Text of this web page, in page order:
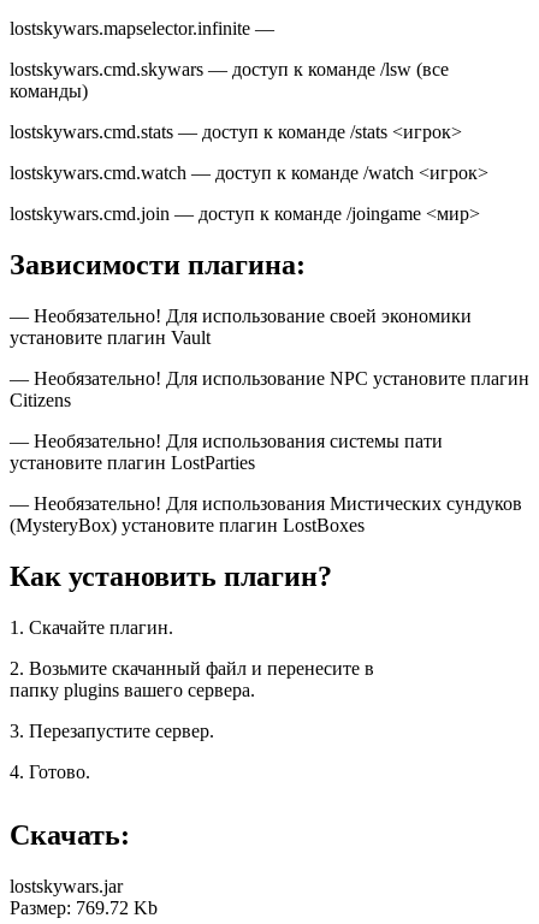
lostskywars.mapselector.infinite —
lostskywars.cmd.skywars — доступ к команде /lsw (все
команды)
lostskywars.cmd.stats — доступ к команде /stats <игрок>
lostskywars.cmd.watch — доступ к команде /watch <игрок>
lostskywars.cmd.join — доступ к команде /joingame <мир>
Зависимости плагина:
— Необязательно! Для использование своей экономики
установите плагин Vault
— Необязательно! Для использование NPC установите плагин
Citizens
— Необязательно! Для использования системы пати
установите плагин LostParties
— Необязательно! Для использования Мистических сундуков
(MysteryBox) установите плагин LostBoxes
Как установить плагин?
1. Скачайте плагин.
2. Возьмите скачанный файл и перенесите в
папку plugins вашего сервера.
3. Перезапустите сервер.
4. Готово.
Скачать:
lostskywars.jar
Размер: 769.72 Kb